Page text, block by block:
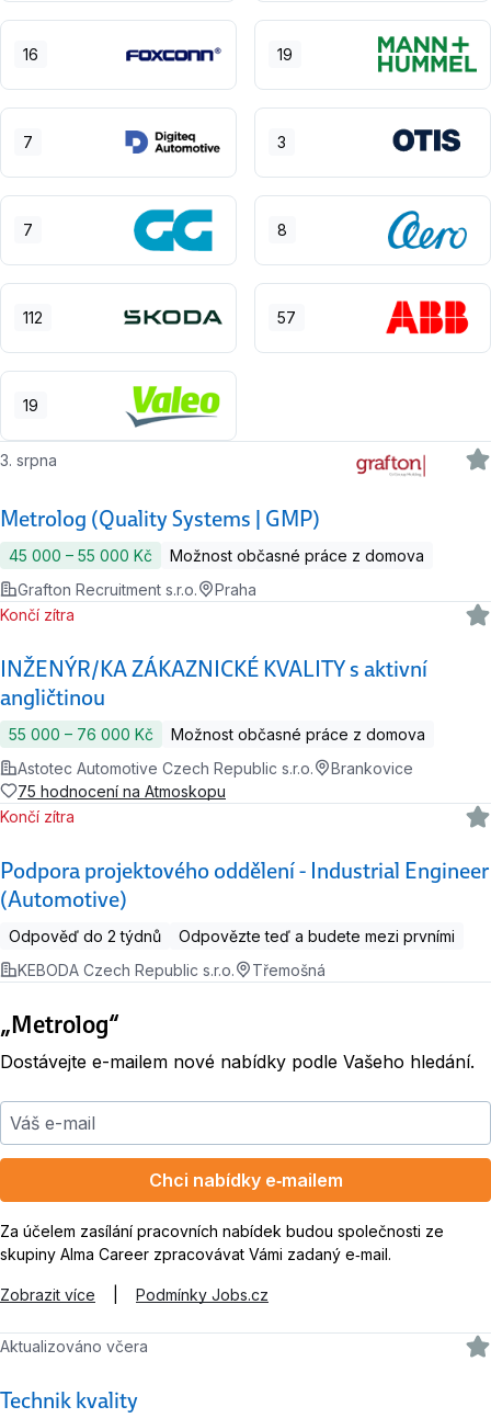
16 19
7 3
7 8
112 57
19
Metrolog (Quality Systems | GMP)
3. srpna
45 000 ‍–‍ 55 000 Kč
Možnost občasné práce z domova
Grafton Recruitment s.r.o.
Praha
INŽENÝR/KA ZÁKAZNICKÉ KVALITY s aktivní
angličtinou
Končí zítra
55 000 ‍–‍ 76 000 Kč
Možnost občasné práce z domova
Astotec Automotive Czech Republic s.r.o.
Brankovice
75 hodnocení na Atmoskopu
Podpora projektového oddělení - Industrial Engineer
(Automotive)
Končí zítra
Odpověď do 2 týdnů
Odpovězte teď a budete mezi prvními
KEBODA Czech Republic s.r.o.
Třemošná
„Metrolog“
Dostávejte e-mailem nové nabídky podle Vašeho hledání.
Váš e-mail
Chci nabídky e‑mailem
Za účelem zasílání pracovních nabídek budou společnosti ze
skupiny Alma Career zpracovávat Vámi zadaný e‑mail.
Zobrazit více Podmínky Jobs.cz
Technik kvality
Aktualizováno včera